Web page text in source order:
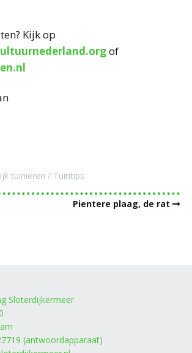
Kijk op
of
tuinieren
Tuintips
Pientere plaag, de rat
Sloterdijkermeer
(antwoordapparaat)